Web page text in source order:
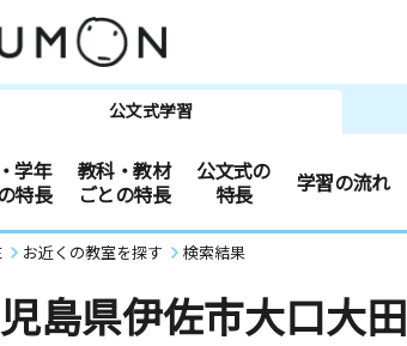
公文式学習
学年
特長
教科・教材
ごとの特長
公文式の
特長
学習の流れ
お近くの教室を探す 検索結果
島県伊佐市大口大田